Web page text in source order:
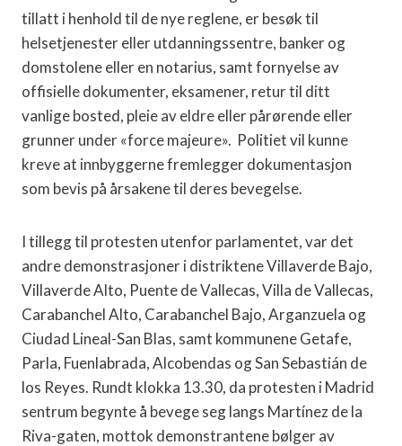
tillatt i henhold til de nye reglene, er besøk til
helsetjenester eller utdanningssentre, banker og
domstolene eller en notarius, samt fornyelse av
offisielle dokumenter, eksamener, retur til ditt
vanlige bosted, pleie av eldre eller pårørende eller
grunner under «force majeure». Politiet vil kunne
kreve at innbyggerne fremlegger dokumentasjon
som bevis på årsakene til deres bevegelse.
I tillegg til protesten utenfor parlamentet, var det
andre demonstrasjoner i distriktene Villaverde Bajo,
Villaverde Alto, Puente de Vallecas, Villa de Vallecas,
Carabanchel Alto, Carabanchel Bajo, Arganzuela og
Ciudad Lineal-San Blas, samt kommunene Getafe,
Parla, Fuenlabrada, Alcobendas og San Sebastián de
los Reyes. Rundt klokka 13.30, da protesten i Madrid
sentrum begynte å bevege seg langs Martínez de la
Riva-gaten, mottok demonstrantene bølger av